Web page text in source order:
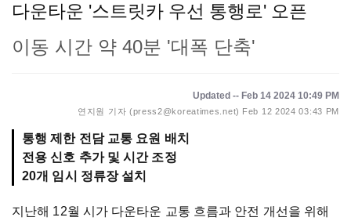
다운타운 '스트릿카 우선 통행로' 오픈
이동 시간 약 40분 '대폭 단축'
Updated -- Feb 14 2024 10:49 PM
연지원 기자 (press2@koreatimes.net) Feb 12 2024 03:43 PM
통행 제한 전담 교통 요원 배치
전용 신호 추가 및 시간 조정
20개 임시 정류장 설치
지난해 12월 시가 다운타운 교통 흐름과 안전 개선을 위해